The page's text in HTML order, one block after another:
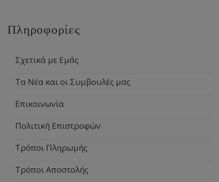
Πληροφορίες
Σχετικά με Εμάς
Τα Νέα και οι Συμβουλές μας
Επικοινωνία
Πολιτική Επιστροφών
Τρόποι Πληρωμής
Τρόποι Αποστολής